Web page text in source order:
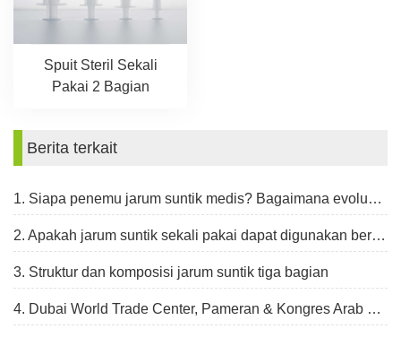
Spuit Steril Sekali
Pakai 2 Bagian
Berita terkait
1. Siapa penemu jarum suntik medis? Bagaimana evolusi jarum suntik?
2. Apakah jarum suntik sekali pakai dapat digunakan berulang kali?
3. Struktur dan komposisi jarum suntik tiga bagian
4. Dubai World Trade Center, Pameran & Kongres Arab Health, 30 Januari - 2 Februari 2023